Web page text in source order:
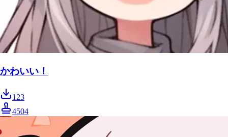
かわいい！
123
4504